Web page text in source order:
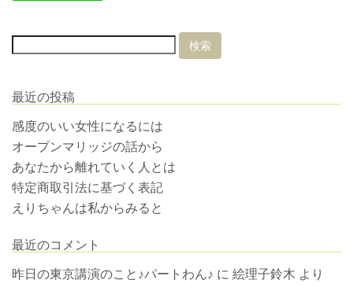
最近の投稿
感度のいい女性になるには
オープンマリッジの話から
あなたから離れていく人とは
特定商取引法に基づく表記
えりちゃんは私からみると
最近のコメント
昨日の東京講演のこと♪パートわん♪ に 絵理子鈴木 より